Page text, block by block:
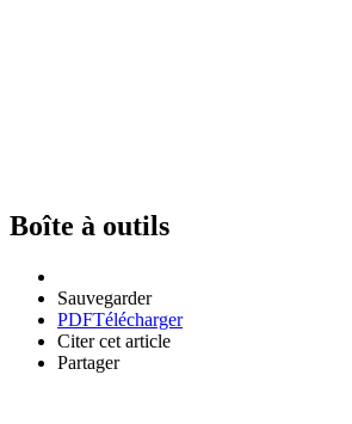
Boîte à outils
Sauvegarder
PDFTélécharger
Citer cet article
Partager